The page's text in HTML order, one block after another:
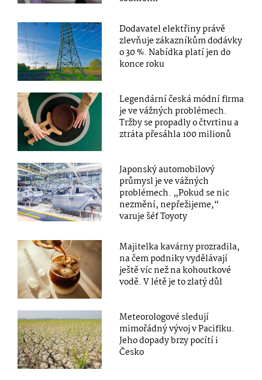
Dodavatel elektřiny právě
zlevňuje zákazníkům dodávky
o 30 %. Nabídka platí jen do
konce roku
Legendární česká módní firma
je ve vážných problémech.
Tržby se propadly o čtvrtinu a
ztráta přesáhla 100 milionů
Japonský automobilový
průmysl je ve vážných
problémech. „Pokud se nic
nezmění, nepřežijeme,“
varuje šéf Toyoty
Majitelka kavárny prozradila,
na čem podniky vydělávají
ještě víc než na kohoutkové
vodě. V létě je to zlatý důl
Meteorologové sledují
mimořádný vývoj v Pacifiku.
Jeho dopady brzy pocítí i
Česko